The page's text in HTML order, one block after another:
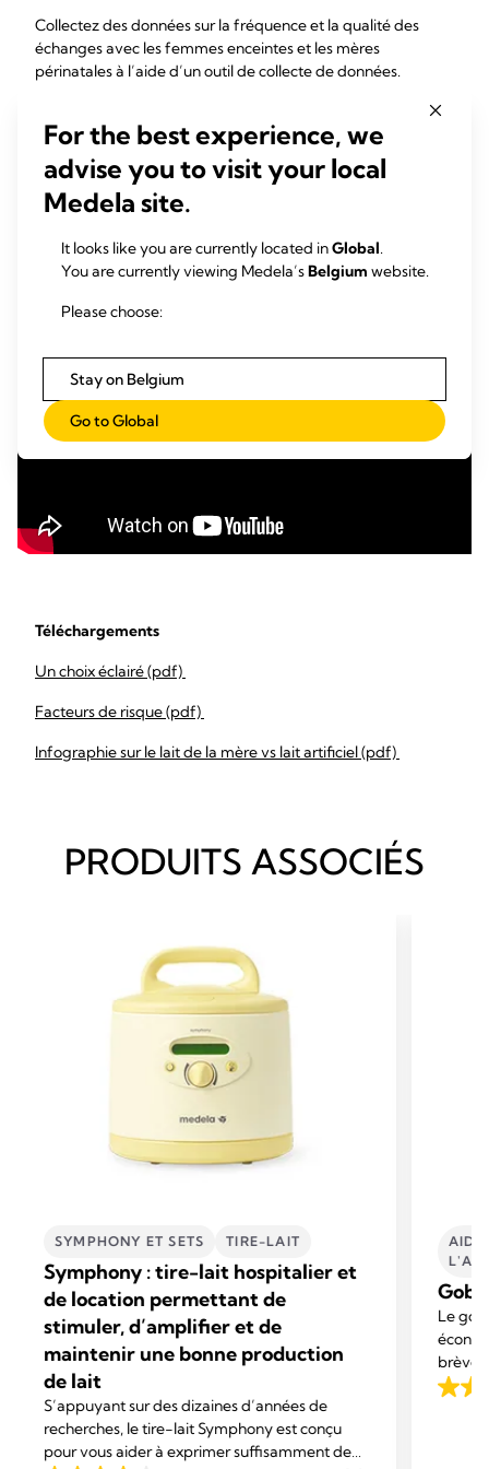
Collectez des données sur la fréquence et la qualité des
échanges avec les femmes enceintes et les mères
périnatales à l’aide d’un outil de collecte de données.
l’audit des dossiers médicaux des mères et des nourrissons
afin de
vérifier si des échanges sur l'allaitement et le lait de la
eu lieu avant l’accouchement
vérifier si des échanges sur l'allaitement et le lait de la
après l’accouchement
Téléchargements
Un choix éclairé (pdf)
Facteurs de risque (pdf)
Infographie sur le lait de la mère vs lait artificiel (pdf)
PRODUITS ASSOCIÉS
SYMPHONY ET SETS TIRE-LAIT
Symphony : tire-lait hospitalier et
de location permettant de
stimuler, d’amplifier et de
maintenir une bonne production
de lait
S’appuyant sur des dizaines d’années de
recherches, le tire-lait Symphony est conçu
pour vous aider à exprimer suffisamment de
Le
brève
3.0
For the best experience, we
advise you to visit your local
Medela site.
It looks like you are currently located inGlobal.
You are currently viewing Medela’sBelgium website.
Please choose:
Stay on Belgium
Go to Global